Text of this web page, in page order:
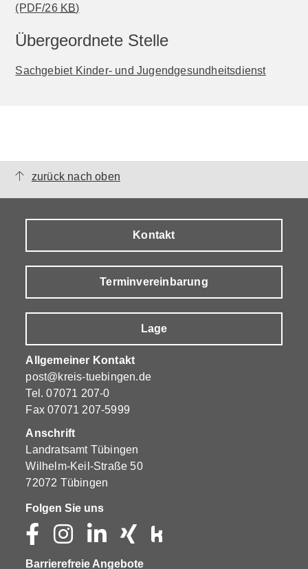
(PDF/26 KB)
Übergeordnete Stelle
Sachgebiet Kinder- und Jugendgesundheitsdienst
zurück nach oben
Kontakt
Terminvereinbarung
Lage
Allgemeiner Kontakt
post@kreis-tuebingen.de
Tel.07071 207-0
Fax 07071 207-5999
Anschrift
Landratsamt Tübingen
Wilhelm-Keil-Straße 50
72072 Tübingen
Folgen Sie uns
Barrierefreie Angebote